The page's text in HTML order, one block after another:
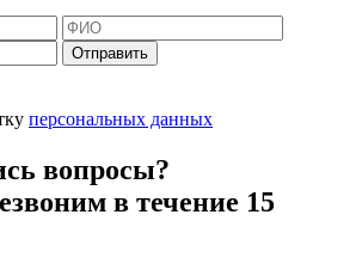
Отправить
персональных данных
вопросы?
в течение 15